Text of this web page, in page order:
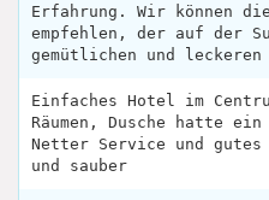
Erfahrung. Wir können
empfehlen, der auf der
gemütlichen und
Einfaches Hotel im
Räumen, Dusche hatte
Netter Service und gutes
und sauber